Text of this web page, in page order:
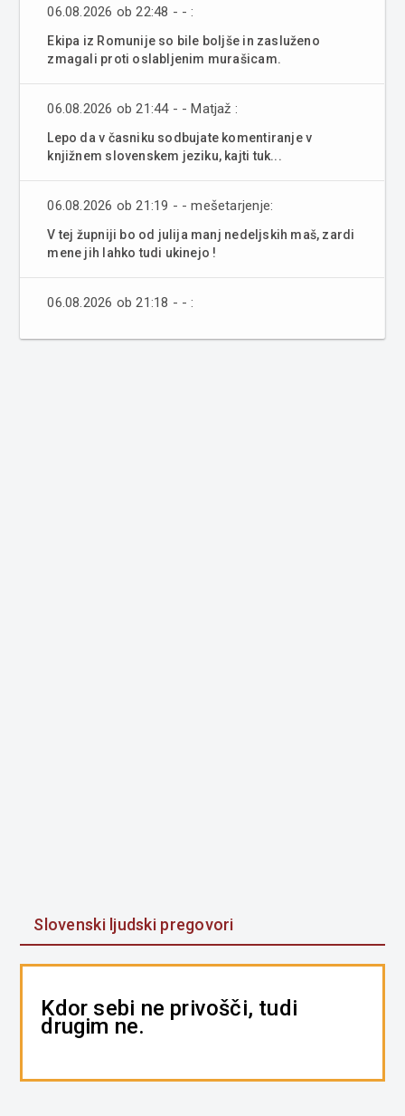
06.08.2026 ob 22:48 - - :
Ekipa iz Romunije so bile boljše in zasluženo
zmagali proti oslabljenim murašicam.
06.08.2026 ob 21:44 - - Matjaž :
Lepo da v časniku sodbujate komentiranje v
knjižnem slovenskem jeziku, kajti tuk...
06.08.2026 ob 21:19 - - mešetarjenje:
V tej župniji bo od julija manj nedeljskih maš, zardi
mene jih lahko tudi ukinejo !
06.08.2026 ob 21:18 - - :
Slovenski ljudski pregovori
Kdor sebi ne privošči, tudi
drugim ne.